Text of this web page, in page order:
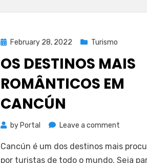
PostedFebruary 28, 2022 Turismo
OS DESTINOS MAIS
ROMÂNTICOS EM
CANCÚN
by Portal Leave a comment
Cancún é um dos destinos mais
por turistas de todo o mundo. Seja